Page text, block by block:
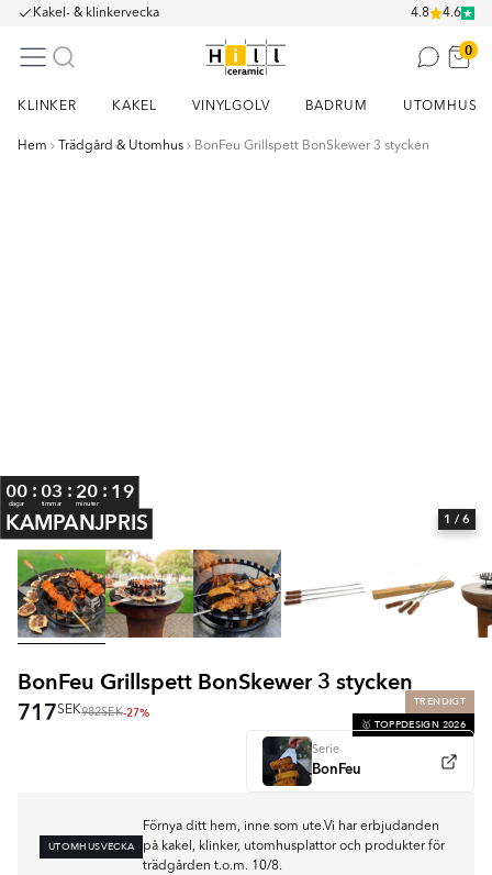
Kakel- & klinkervecka 4.8 4.6
0
KLINKER KAKEL VINYLGOLV BADRUM UTOMHUS
Hem Trädgård & Utomhus BonFeu Grillspett BonSkewer 3 stycken
00
dagar
: 03
timmar
: 20
minuter
: 18
KAMPANJPRIS 1 / 6
BonFeu Grillspett BonSkewer 3 stycken
717SEK982SEK-27%
TRENDIGT
🥇 TOPPDESIGN 2026
Serie
BonFeu
UTOMHUSVECKA
Förnya ditt hem, inne som ute.Vi har erbjudanden
på kakel, klinker, utomhusplattor och produkter för
trädgården t.o.m. 10/8.